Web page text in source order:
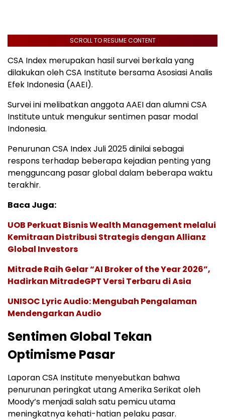
SCROLL TO RESUME CONTENT
CSA Index merupakan hasil survei berkala yang
dilakukan oleh CSA Institute bersama Asosiasi Analis
Efek Indonesia (AAEI).
Survei ini melibatkan anggota AAEI dan alumni CSA
Institute untuk mengukur sentimen pasar modal
Indonesia.
Penurunan CSA Index Juli 2025 dinilai sebagai
respons terhadap beberapa kejadian penting yang
mengguncang pasar global dalam beberapa waktu
terakhir.
Baca Juga:
UOB Perkuat Bisnis Wealth Management melalui
Kemitraan Distribusi Strategis dengan Allianz
Global Investors
Mitrade Raih Gelar “AI Broker of the Year 2026”,
Hadirkan MitradeGPT Versi Terbaru di Asia
UNISOC Lyric Audio: Mengubah Pengalaman
Mendengarkan Audio
Sentimen Global Tekan
Optimisme Pasar
Laporan CSA Institute menyebutkan bahwa
penurunan peringkat utang Amerika Serikat oleh
Moody’s menjadi salah satu pemicu utama
meningkatnya kehati-hatian pelaku pasar.